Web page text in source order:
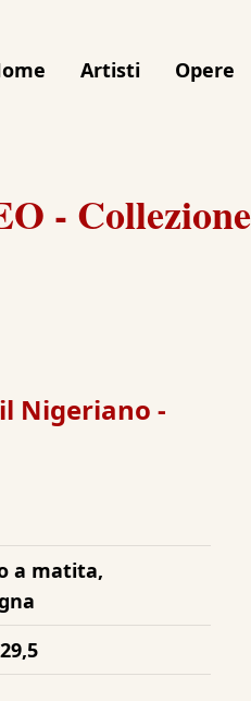
Artisti Opere
- Collezione
Nigeriano -
a matita,